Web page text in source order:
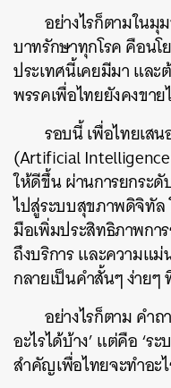
อย่างไรก็ตามใน
บาทรักษาทุกโรค คือน
ประเทศนี้เคยมีมา แล
พรรคเพื่อไทยยังคงขา
รอบนี้ เพื่อไทยเ
(Artificial
ให้ดีขึ้น ผ่านการยกระดั
ไปสู่ระบบสุขภาพดิจิทัล
มือเพิ่มประสิทธิภาพกา
ถึงบริการ และความแ
กลายเป็นคำสั้นๆ ง่ายๆ
อย่างไรก็ตาม คำ
อะไรได้บ้าง’ แต่คือ ‘
สำคัญเพื่อไทยจะทำอะ